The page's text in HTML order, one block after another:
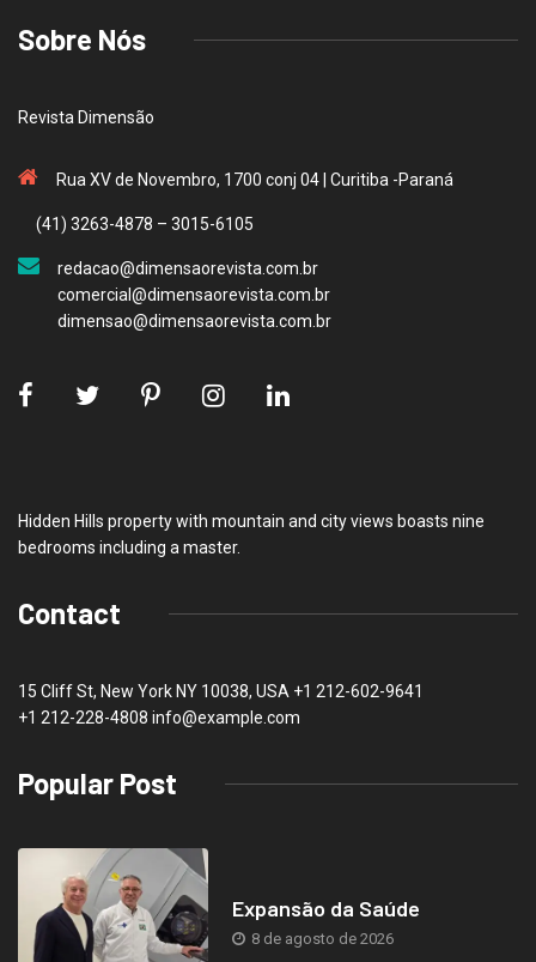
Sobre Nós
Revista Dimensão
Rua XV de Novembro, 1700 conj 04 | Curitiba -Paraná
(41) 3263-4878 – 3015-6105
redacao@dimensaorevista.com.br
comercial@dimensaorevista.com.br
dimensao@dimensaorevista.com.br
Hidden Hills property with mountain and city views boasts nine
bedrooms including a master.
Contact
15 Cliff St, New York NY 10038, USA +1 212-602-9641
+1 212-228-4808 info@example.com
Popular Post
Expansão da Saúde
8 de agosto de 2026